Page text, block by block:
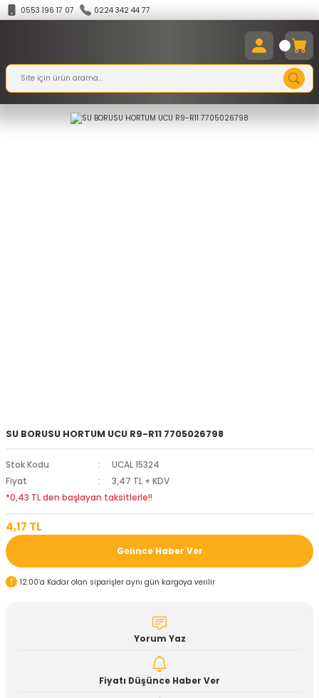
0553 196 17 07 0224 342 44 77
SU BORUSU HORTUM UCU R9-R11 7705026798
Stok Kodu
UCAL 15324
Fiyat
3,47 TL + KDV
*0,43 TL den başlayan taksitlerle!!
4,17 TL
Gelince Haber Ver
12:00’a Kadar olan siparişler aynı gün kargoya verilir
Yorum Yaz
Fiyatı Düşünce Haber Ver